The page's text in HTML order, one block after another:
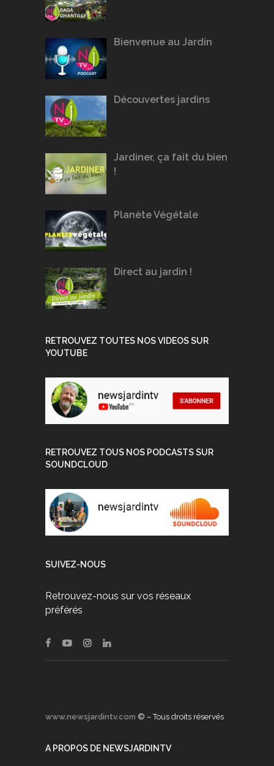
Bienvenue au Jardin
Découvertes jardins
Jardiner, ça fait du bien
!
Planète Végétale
Direct au jardin !
RETROUVEZ TOUTES NOS VIDEOS SUR
YOUTUBE
RETROUVEZ TOUS NOS PODCASTS SUR
SOUNDCLOUD
SUIVEZ-NOUS
Retrouvez-nous sur vos réseaux
préférés
www.newsjardintv.com © – Tous droits réservés
A PROPOS DE NEWSJARDINTV